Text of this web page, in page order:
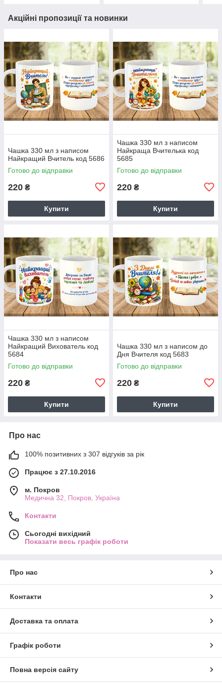
Акційні пропозиції та новинки
Чашка 330 мл з написом
Найкращий Вчитель код 5686
Готово до відправки
220 ₴
Купити
Чашка 330 мл з написом
Найкраща Вчителька код
5685
Готово до відправки
220 ₴
Купити
Чашка 330 мл з написом
Найкращий Вихователь код
5684
Готово до відправки
220 ₴
Купити
Чашка 330 мл з написом до
Дня Вчителя код 5683
Готово до відправки
220 ₴
Купити
Про нас
100% позитивних з 307 відгуків за рік
Працює з 27.10.2016
м. Покров
Медична 32, Покров, Україна
Контакти
Сьогодні вихідний
Показати весь графік роботи
Про нас
Контакти
Доставка та оплата
Графік роботи
Повна версія сайту